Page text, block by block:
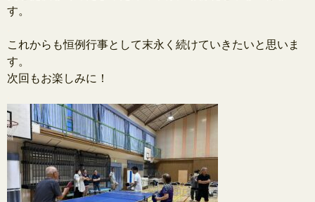
す。
これからも恒例行事として末永く続けていきたいと思いま
す。
次回もお楽しみに！